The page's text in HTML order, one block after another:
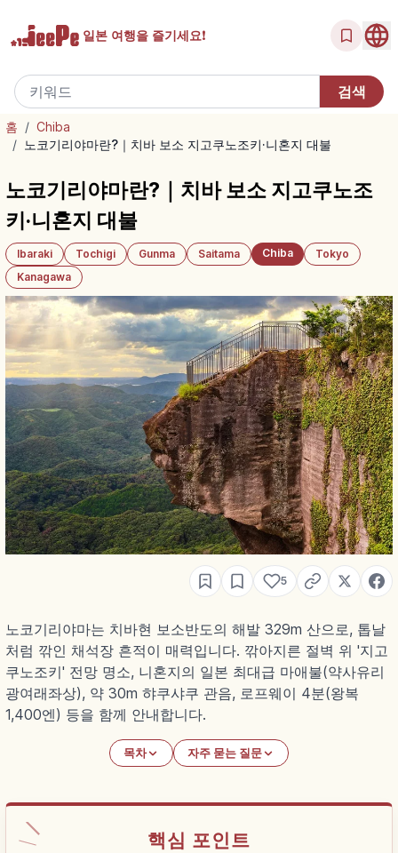
일본 여행을 즐기세요!
홈 / Chiba
/ 노코기리야마란?｜치바 보소 지고쿠노조키·니혼지 대불
노코기리야마란?｜치바 보소 지고쿠노조
키·니혼지 대불
Ibaraki Tochigi Gunma Saitama Chiba
Tokyo
Kanagawa
5
노코기리야마는 치바현 보소반도의 해발 329m 산으로, 톱날
처럼 깎인 채석장 흔적이 매력입니다. 깎아지른 절벽 위 '지고
쿠노조키' 전망 명소, 니혼지의 일본 최대급 마애불(약사유리
광여래좌상), 약 30m 햐쿠샤쿠 관음, 로프웨이 4분(왕복
1,400엔) 등을 함께 안내합니다.
목차 자주 묻는 질문
핵심 포인트